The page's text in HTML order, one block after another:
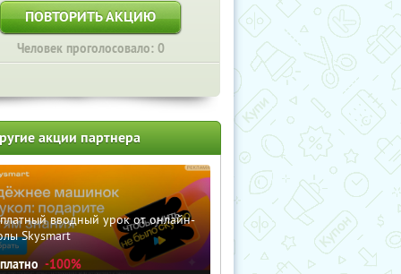
ПОВТОРИТЬ АКЦИЮ
Человек проголосовало: 0
акции партнера
вводный урок от онлайн-
Skysmart
-100%